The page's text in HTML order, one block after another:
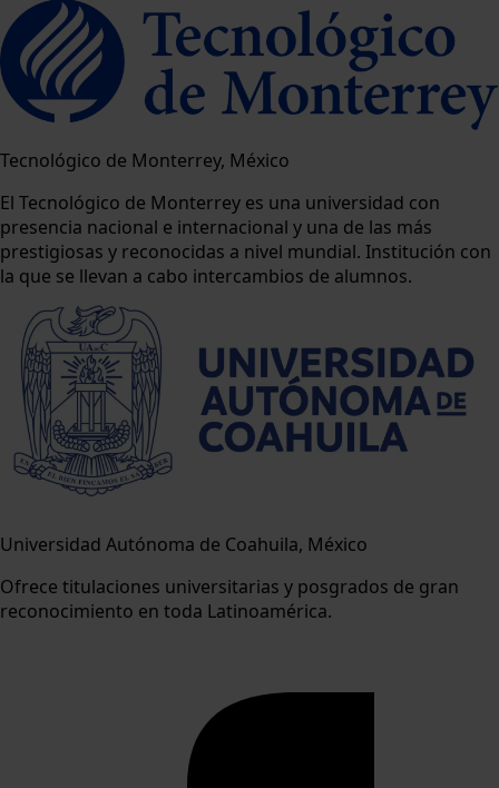
Tecnológico de Monterrey, México
El Tecnológico de Monterrey es una universidad con
presencia nacional e internacional y una de las más
prestigiosas y reconocidas a nivel mundial. Institución con
la que se llevan a cabo intercambios de alumnos.
Universidad Autónoma de Coahuila, México
Ofrece titulaciones universitarias y posgrados de gran
reconocimiento en toda Latinoamérica.